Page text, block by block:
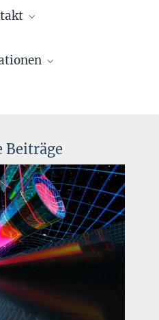
Pressereferentin AEI
Beiträge